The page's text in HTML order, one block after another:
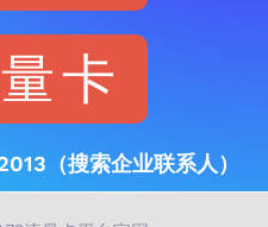
卡
（搜索企业联系人）